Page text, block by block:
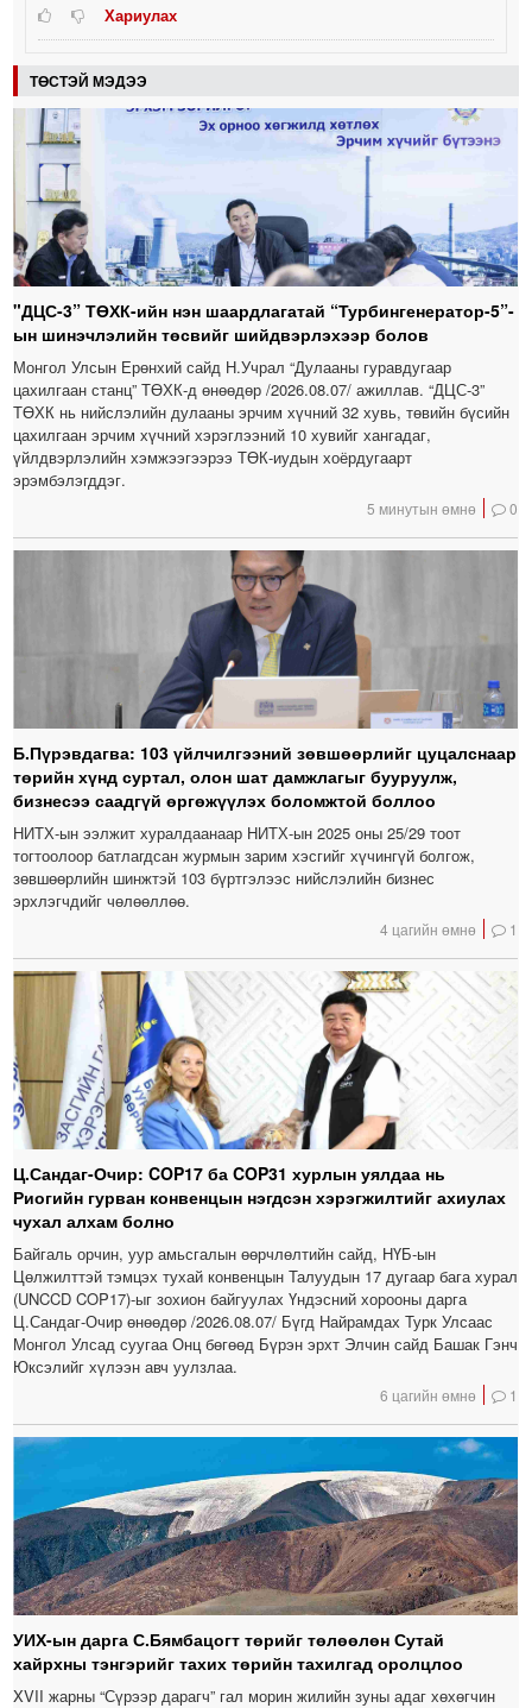
Хариулах
ТӨСТЭЙ МЭДЭЭ
"ДЦС-3” ТӨХК-ийн нэн шаардлагатай “Турбингенератор-5”-
ын шинэчлэлийн төсвийг шийдвэрлэхээр болов
Монгол Улсын Ерөнхий сайд Н.Учрал “Дулааны гуравдугаар
цахилгаан станц” ТӨХК-д өнөөдөр /2026.08.07/ ажиллав. “ДЦС-3”
ТӨХК нь нийслэлийн дулааны эрчим хүчний 32 хувь, төвийн бүсийн
цахилгаан эрчим хүчний хэрэглээний 10 хувийг хангадаг,
үйлдвэрлэлийн хэмжээгээрээ ТӨК-иудын хоёрдугаарт
эрэмбэлэгддэг.
5 минутын өмнө 0
Б.Пүрэвдагва: 103 үйлчилгээний зөвшөөрлийг цуцалснаар
төрийн хүнд суртал, олон шат дамжлагыг бууруулж,
бизнесээ саадгүй өргөжүүлэх боломжтой боллоо
НИТХ-ын ээлжит хуралдаанаар НИТХ-ын 2025 оны 25/29 тоот
тогтоолоор батлагдсан журмын зарим хэсгийг хүчингүй болгож,
зөвшөөрлийн шинжтэй 103 бүртгэлээс нийслэлийн бизнес
эрхлэгчдийг чөлөөллөө.
4 цагийн өмнө 1
Ц.Сандаг-Очир: COP17 ба COP31 хурлын уялдаа нь
Риогийн гурван конвенцын нэгдсэн хэрэгжилтийг ахиулах
чухал алхам болно
Байгаль орчин, уур амьсгалын өөрчлөлтийн сайд, НҮБ-ын
Цөлжилттэй тэмцэх тухай конвенцын Талуудын 17 дугаар бага хурал
(UNCCD COP17)-ыг зохион байгуулах Үндэсний хорооны дарга
Ц.Сандаг-Очир өнөөдөр /2026.08.07/ Бүгд Найрамдах Турк Улсаас
Монгол Улсад суугаа Онц бөгөөд Бүрэн эрхт Элчин сайд Башак Гэнч
Юксэлийг хүлээн авч уулзлаа.
6 цагийн өмнө 1
УИХ-ын дарга С.Бямбацогт төрийг төлөөлөн Сутай
хайрхны тэнгэрийг тахих төрийн тахилгад оролцлоо
XVII жарны “Сүрээр дарагч” гал морин жилийн зуны адаг хөхөгчин